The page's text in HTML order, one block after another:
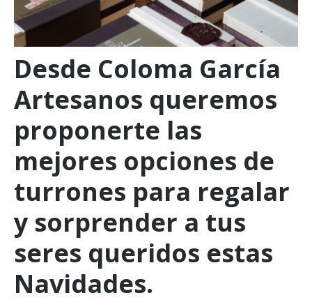
Desde Coloma García
Artesanos queremos
proponerte las
mejores opciones de
turrones para regalar
y sorprender a tus
seres queridos estas
Navidades.